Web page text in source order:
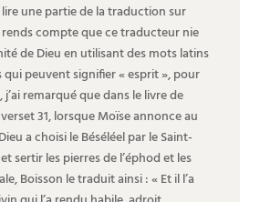
lire une partie de la traduction sur
compte que ce traducteur nie
de Dieu en utilisant des mots latins
peuvent signifier « esprit », pour
remarqué que dans le livre de
31, lorsque Moïse annonce au
a choisi le Béséléel par le Saint-
sertir les pierres de l’éphod et les
Boisson le traduit ainsi : « Et il l’a